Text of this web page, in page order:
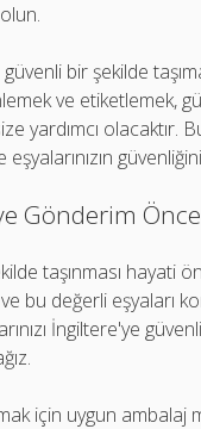
güvenli bir şekilde
ve etiketlemek,
yardımcı olacaktır.
Gönderim
taşınması hayati
bu değerli eşyaları
İngiltere'ye
için uygun ambalaj